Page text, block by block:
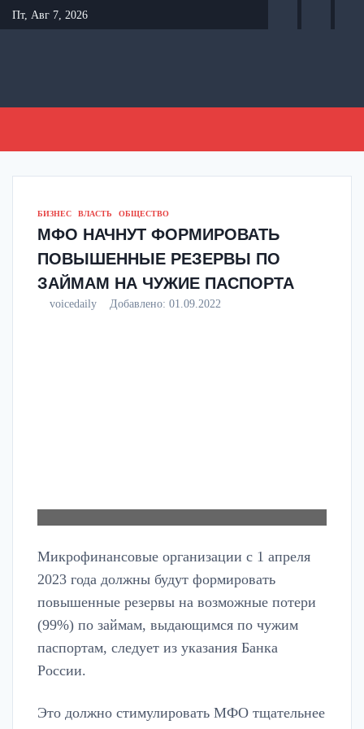
Перейти
к
Пт, Авг 7, 2026
БИЗНЕС ВЛАСТЬ ОБЩЕСТВО
МФО НАЧНУТ ФОРМИРОВАТЬ
ПОВЫШЕННЫЕ РЕЗЕРВЫ ПО
ЗАЙМАМ НА ЧУЖИЕ ПАСПОРТА
voicedaily Добавлено: 01.09.2022
Микрофинансовые организации с 1 апреля
2023 года должны будут формировать
повышенные резервы на возможные потери
(99%) по займам, выдающимся по чужим
паспортам, следует из указания Банка
России.
Это должно стимулировать МФО тщательнее